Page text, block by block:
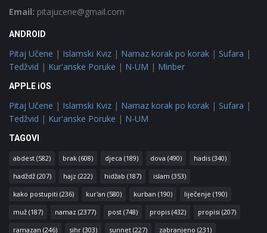
Email: pitajucene@gmail.com
ANDROID
Pitaj Učene | Islamski Kviz | Namaz korak po korak | Sufara |
Tedžvid | Kur'anske Poruke | N-UM | Minber
APPLE iOS
Pitaj Učene | Islamski Kviz | Namaz korak po korak | Sufara |
Tedžvid | Kur'anske Poruke | N-UM
TAGOVI
abdest (582) brak (608) djeca (189) dova (490) hadis (340)
hadždž (207) hajz (222) hidžab (187) islam (353)
kako postupiti (236) kur'an (580) kurban (190) liječenje (190)
muž (187) namaz (2377) post (748) propis (432) propisi (207)
ramazan (246) sihr (303) sunnet (227) zabranjeno (231)